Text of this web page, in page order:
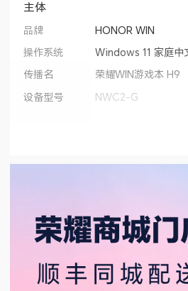
主体
品牌
HONOR WIN
操作系统
Windows 11 家庭中
传播名
荣耀WIN游戏本 H9
设备型号
NWC2-G
354.08mm×
机身重量
约2.34.kg
CPU型号
英特尔® 酷睿™
CPU线程数
18线程